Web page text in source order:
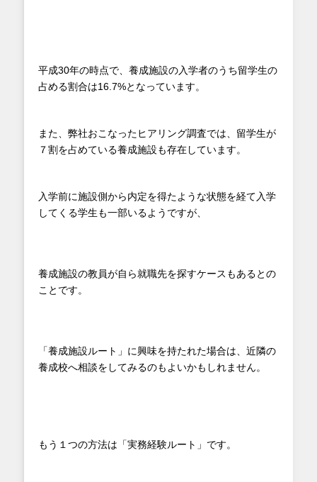
平成30年の時点で、養成施設の入学者のうち留学生の
占める割合は16.7%となっています。
また、弊社おこなったヒアリング調査では、留学生が
７割を占めている養成施設も存在しています。
入学前に施設側から内定を得たような状態を経て入学
してくる学生も一部いるようですが、
養成施設の教員が自ら就職先を探すケースもあるとの
ことです。
「養成施設ルート」に興味を持たれた場合は、近隣の
養成校へ相談をしてみるのもよいかもしれません。
もう１つの方法は「実務経験ルート」です。